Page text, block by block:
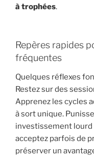
à trophées.
Repères rapides
fréquentes
Quelques réflexes
Restez sur des
Apprenez les cycles
à sort unique.
investissement lourd
acceptez parfois de
préserver un